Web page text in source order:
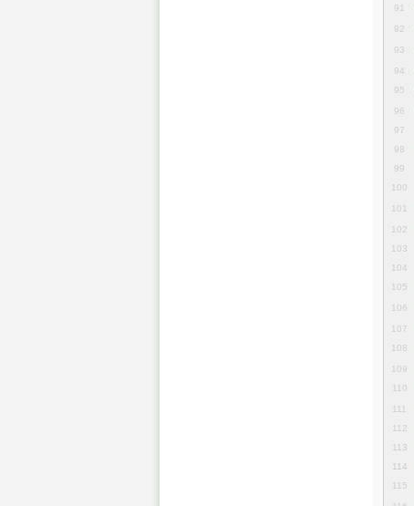
91
92
93
94
95
96
97
98
99
100
101
102
103
104
105
106
107
108
109
110
111
112
113
114
115